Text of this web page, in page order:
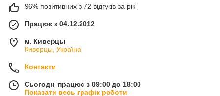
96% позитивних з 72 відгуків за рік
Працює з 04.12.2012
м. Киверцы
Киверцы, Україна
Контакти
Сьогодні працює з 09:00 до 18:00
Показати весь графік роботи